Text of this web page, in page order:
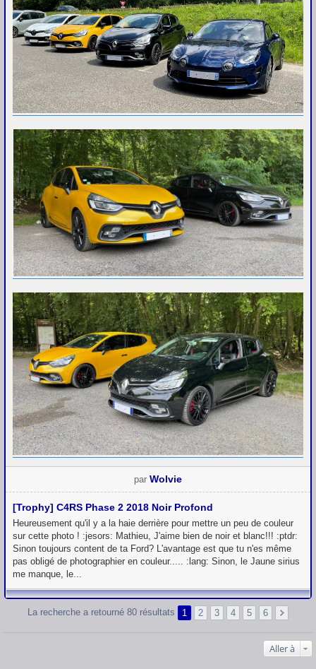
par Wolvie
[Trophy] C4RS Phase 2 2018 Noir Profond
Heureusement qu'il y a la haie derrière pour mettre un peu de couleur
sur cette photo ! :jesors: Mathieu, J'aime bien de noir et blanc!!! :ptdr:
Sinon toujours content de ta Ford? L'avantage est que tu n'es même
pas obligé de photographier en couleur..... :lang: Sinon, le Jaune sirius
me manque, le...
La recherche a retourné 80 résultats 1 2 3 4 5 6
Aller à